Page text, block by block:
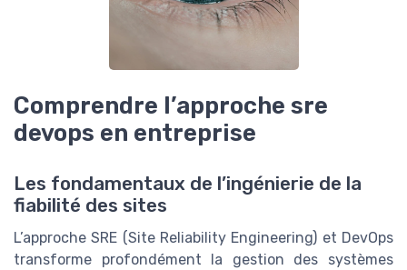
Comprendre l’approche sre
devops en entreprise
Les fondamentaux de l’ingénierie de la
fiabilité des sites
L’approche SRE (Site Reliability Engineering) et DevOps
transforme profondément la gestion des systèmes